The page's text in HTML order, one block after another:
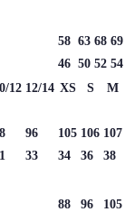
58 63 68 69
46 50 52 54
12 12/14 XS S M
96 105 106 107
33 34 36 38
88 96 105